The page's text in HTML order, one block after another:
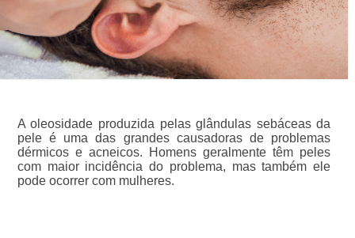
A oleosidade produzida pelas glândulas sebáceas da
pele é uma das grandes causadoras de problemas
dérmicos e acneicos. Homens geralmente têm peles
com maior incidência do problema, mas também ele
pode ocorrer com mulheres.